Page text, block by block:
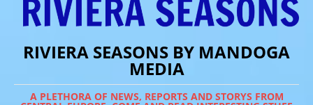
RIVIERA SEASONS BY MANDOGA
MEDIA
A PLETHORA OF NEWS, REPORTS AND STORYS FROM